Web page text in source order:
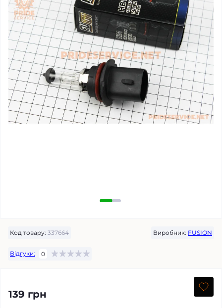
Код товару: 337664 Виробник: FUSION
Відгуки: 0
139 грн